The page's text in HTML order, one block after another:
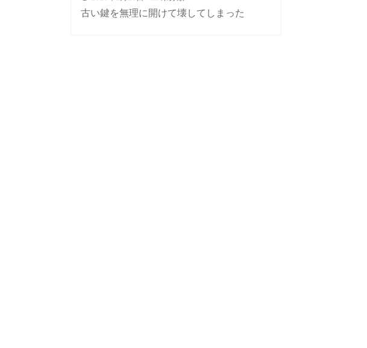
古い鍵を無理に開けて壊してしまった